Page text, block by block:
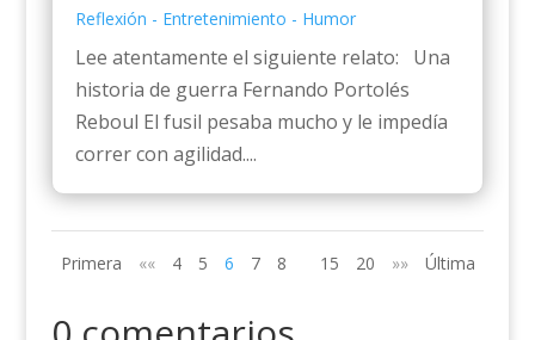
Reflexión - Entretenimiento - Humor
Lee atentamente el siguiente relato: Una
historia de guerra Fernando Portolés
Reboul El fusil pesaba mucho y le impedía
correr con agilidad....
Primera «« 4 5 6 7 8 15 20 »» Última